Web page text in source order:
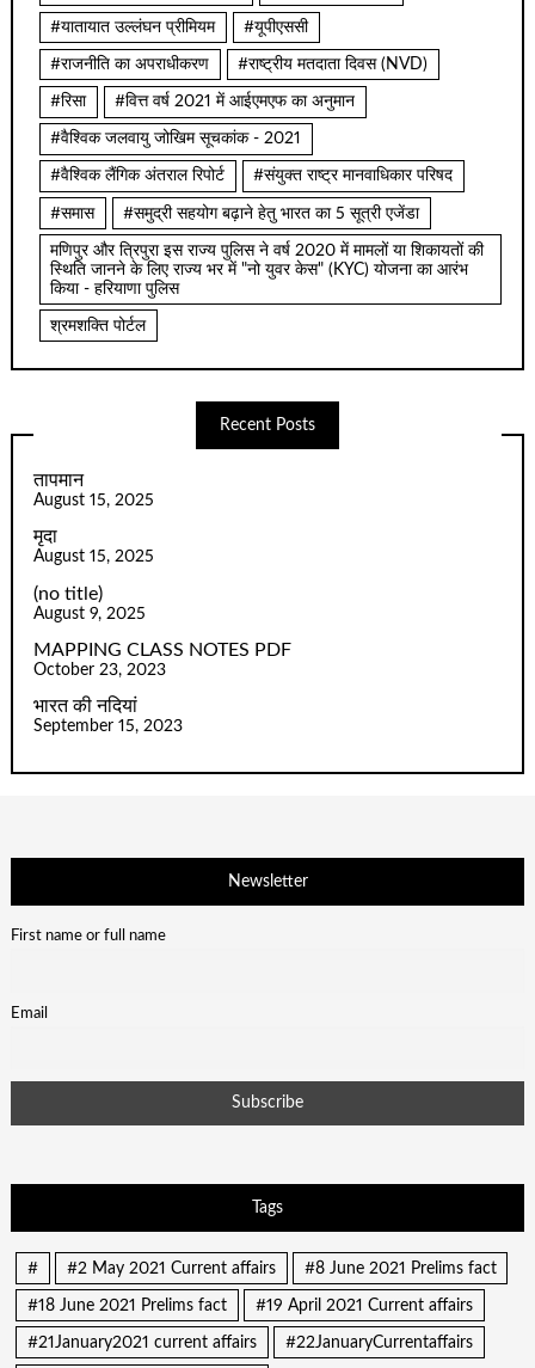
#यातायात उल्लंघन प्रीमियम #यूपीएससी
#राजनीति का अपराधीकरण #राष्ट्रीय मतदाता दिवस (NVD)
#रिसा #वित्त वर्ष 2021 में आईएमएफ का अनुमान
#वैश्विक जलवायु जोखिम सूचकांक - 2021
#वैश्विक लैंगिक अंतराल रिपोर्ट #संयुक्त राष्ट्र मानवाधिकार परिषद
#समास #समुद्री सहयोग बढ़ाने हेतु भारत का 5 सूत्री एजेंडा
मणिपुर और त्रिपुरा इस राज्य पुलिस ने वर्ष 2020 में मामलों या शिकायतों की
स्थिति जानने के लिए राज्य भर में "नो युवर केस" (KYC) योजना का आरंभ
किया - हरियाणा पुलिस
श्रमशक्ति पोर्टल
Recent Posts
तापमान
August 15, 2025
मृदा
August 15, 2025
(no title)
August 9, 2025
MAPPING CLASS NOTES PDF
October 23, 2023
भारत की नदियां
September 15, 2023
Newsletter
First name or full name
Email
Tags
# #2 May 2021 Current affairs #8 June 2021 Prelims fact
#18 June 2021 Prelims fact #19 April 2021 Current affairs
#21January2021 current affairs #22JanuaryCurrentaffairs